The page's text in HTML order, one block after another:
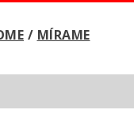
/ MÍRAME